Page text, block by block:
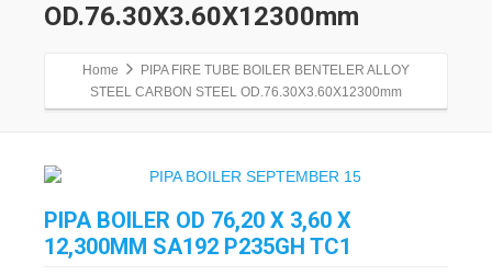
OD.76.30X3.60X12300mm
Home
PIPA FIRE TUBE BOILER BENTELER ALLOY
STEEL CARBON STEEL OD.76.30X3.60X12300mm
PIPA BOILER OD 76,20 X 3,60 X
12,300MM SA192 P235GH TC1